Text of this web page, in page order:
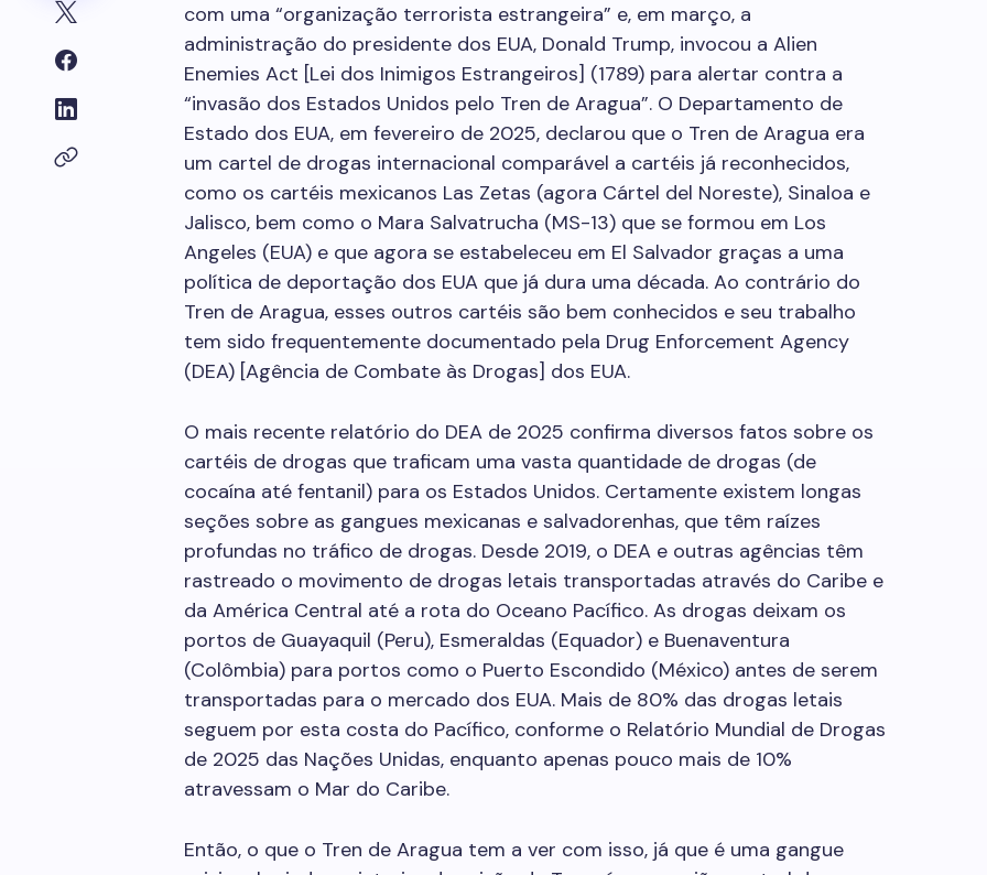
com uma “organização terrorista estrangeira” e, em março, a
administração do presidente dos EUA, Donald Trump, invocou a Alien
Enemies Act [Lei dos Inimigos Estrangeiros] (1789) para alertar contra a
“invasão dos Estados Unidos pelo Tren de Aragua”. O Departamento de
Estado dos EUA, em fevereiro de 2025, declarou que o Tren de Aragua era
um cartel de drogas internacional comparável a cartéis já reconhecidos,
como os cartéis mexicanos Las Zetas (agora Cártel del Noreste), Sinaloa e
Jalisco, bem como o Mara Salvatrucha (MS-13) que se formou em Los
Angeles (EUA) e que agora se estabeleceu em El Salvador graças a uma
política de deportação dos EUA que já dura uma década. Ao contrário do
Tren de Aragua, esses outros cartéis são bem conhecidos e seu trabalho
tem sido frequentemente documentado pela Drug Enforcement Agency
(DEA) [Agência de Combate às Drogas] dos EUA.
O mais recente relatório do DEA de 2025 confirma diversos fatos sobre os
cartéis de drogas que traficam uma vasta quantidade de drogas (de
cocaína até fentanil) para os Estados Unidos. Certamente existem longas
seções sobre as gangues mexicanas e salvadorenhas, que têm raízes
profundas no tráfico de drogas. Desde 2019, o DEA e outras agências têm
rastreado o movimento de drogas letais transportadas através do Caribe e
da América Central até a rota do Oceano Pacífico. As drogas deixam os
portos de Guayaquil (Peru), Esmeraldas (Equador) e Buenaventura
(Colômbia) para portos como o Puerto Escondido (México) antes de serem
transportadas para o mercado dos EUA. Mais de 80% das drogas letais
seguem por esta costa do Pacífico, conforme o Relatório Mundial de Drogas
de 2025 das Nações Unidas, enquanto apenas pouco mais de 10%
atravessam o Mar do Caribe.
Então, o que o Tren de Aragua tem a ver com isso, já que é uma gangue